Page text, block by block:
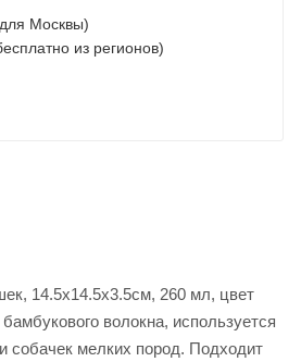
Москвы)
из регионов)
14.5x14.5x3.5см, 260 мл, цвет
волокна, используется
собачек мелких пород. Подходит